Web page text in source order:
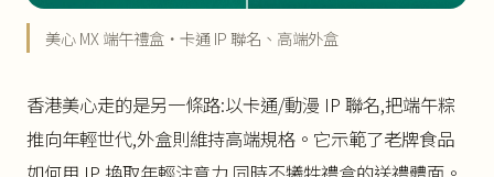
美心 MX 端午禮盒・卡通 IP 聯名、高端外盒
香港美心走的是另一條路:以卡通/動漫 IP 聯名,把端午粽
推向年輕世代,外盒則維持高端規格。它示範了老牌食品